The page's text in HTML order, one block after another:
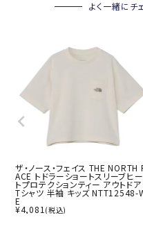
よく一緒にチ
ザ・ノース・フェイス THE NORTH
ACE トドラーショートスリーブヒー
トプロテクションティー アウトドア
Tシャツ 半袖 キッズ NTT12548-
E
¥4,081 (税込)